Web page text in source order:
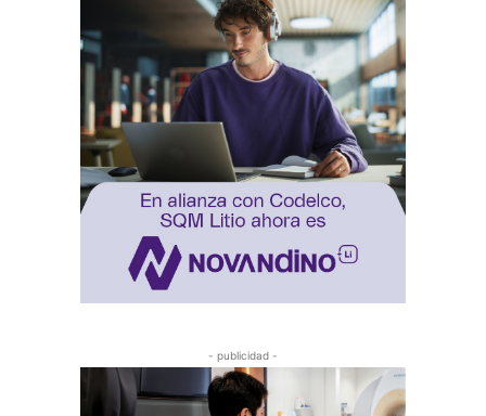
- publicidad -